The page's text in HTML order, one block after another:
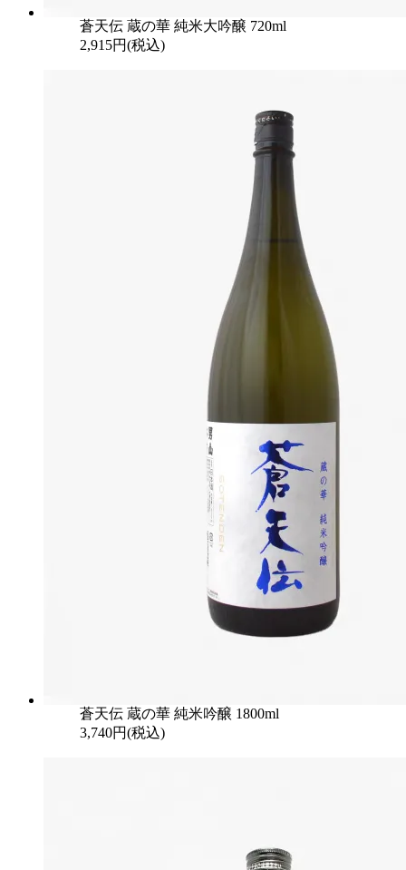
蒼天伝 蔵の華 純米大吟醸 720ml
2,915円(税込)
蒼天伝 蔵の華 純米吟醸 1800ml
3,740円(税込)